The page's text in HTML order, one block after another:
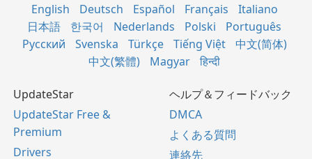
English Deutsch Español Français
Italiano
日本語
한국어 Nederlands Polski
Português
Русский
Svenska Türkçe Tiếng Việt
中文(简体)
中文(繁體)
Magyar हिन्दी
UpdateStar
UpdateStar Free &
Premium
Drivers
ヘルプ＆フィードバック
DMCA
よくある質問
連絡先